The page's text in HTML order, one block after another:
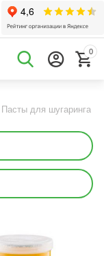
0
Пасты для шугаринга